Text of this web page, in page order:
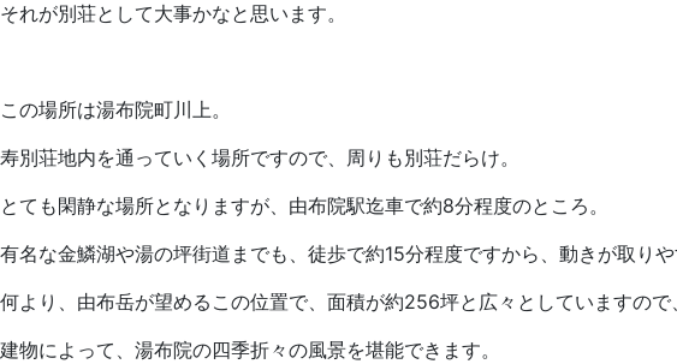
それが別荘として大事かなと思います。
この場所は湯布院町川上。
寿別荘地内を通っていく場所ですので、周りも別荘だらけ。
とても閑静な場所となりますが、由布院駅迄車で約8分程度のところ。
有名な金鱗湖や湯の坪街道までも、徒歩で約15分程度ですから、動きが取りや
何より、由布岳が望めるこの位置で、面積が約256坪と広々としていますので、
建物によって、湯布院の四季折々の風景を堪能できます。